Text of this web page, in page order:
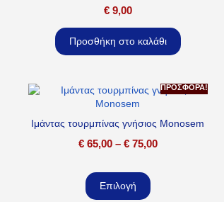
€9,00
Προσθήκη στο καλάθι
ΠΡΟΣΦΟΡΆ!
Ιμάντας τουρμπίνας γνήσιος Monosem
€65,00 – €75,00
Επιλογή